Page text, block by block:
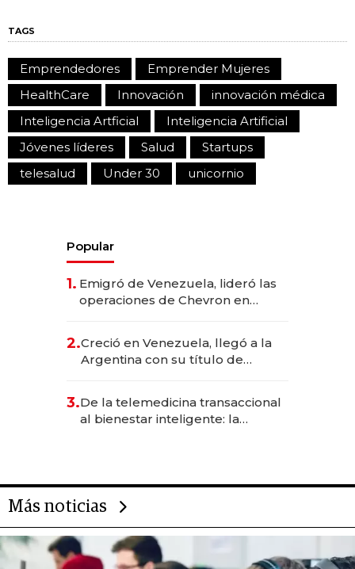
TAGS
Emprendedores
Emprender Mujeres
HealthCare
Innovación
innovación médica
Inteligencia Artficial
Inteligencia Artificial
Jóvenes líderes
Salud
Startups
telesalud
Under 30 unicornio
Popular
1. Emigró de Venezuela, lideró las
operaciones de Chevron en
2.Creció en Venezuela, llegó a la
Argentina con su título de
las marcas "fast premium"
3.De la telemedicina transaccional
al bienestar inteligente: la
Más noticias